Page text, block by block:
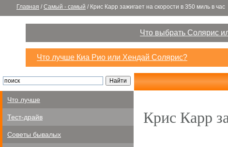
Главная / Самый - самый / Крис Карр зажигает на скорости в 350 миль в час
Что выбрать Солярис
Что лучше Киа Рио или Хендай Солярис?
Что лучше
Тест-драйв
Советы бывалых
Крис Карр